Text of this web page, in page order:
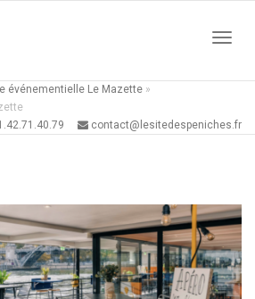
événementielle Le Mazette »
contact@lesitedespeniches.fr